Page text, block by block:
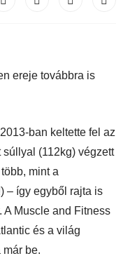
ereje továbbra is
ban keltette fel az
(112kg) végzett
mint a
– így egyből rajta is
A Muscle and Fitness
és a világ
be.